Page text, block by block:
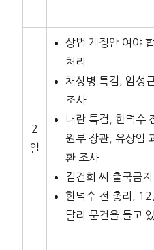
2
일
상법 개정안 여야
처리
채상병 특검, 임성
조사
내란 특검, 한덕수
원부 장관, 유상임
환 조사
김건희 씨 출국금지
한덕수 전 총리,
달리 문건을 들고